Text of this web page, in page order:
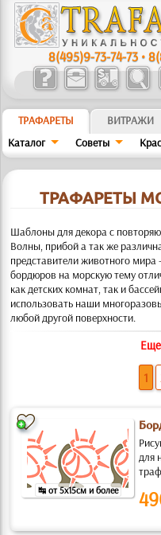
8(495)9-73-74-73 •
ТРАФАРЕТЫ ВИТРАЖИ
Каталог
Советы
ТРАФАРЕТЫ
Шаблоны для декора с
Волны, прибой а так же
представители животного
бордюров на морскую тему
как детских комнат, так и
использовать наши
любой другой поверхности.
1
↹ от 5x15см и более
для